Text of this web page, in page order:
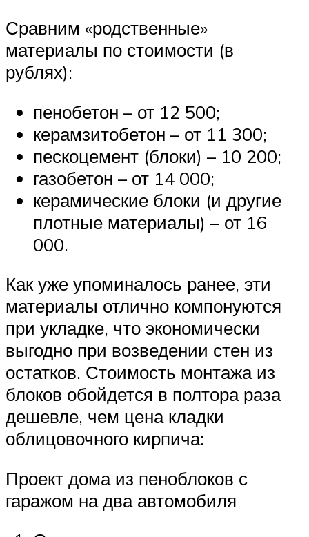
Сравним «родственные»
материалы по стоимости (в
рублях):
пенобетон – от 12 500;
керамзитобетон – от 11 300;
пескоцемент (блоки) – 10 200;
газобетон – от 14 000;
керамические блоки (и другие
плотные материалы) – от 16
000.
Как уже упоминалось ранее, эти
материалы отлично компонуются
при укладке, что экономически
выгодно при возведении стен из
остатков. Стоимость монтажа из
блоков обойдется в полтора раза
дешевле, чем цена кладки
облицовочного кирпича:
Проект дома из пеноблоков с
гаражом на два автомобиля